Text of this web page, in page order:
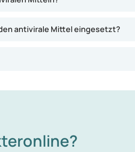
antivirale Mittel eingesetzt?